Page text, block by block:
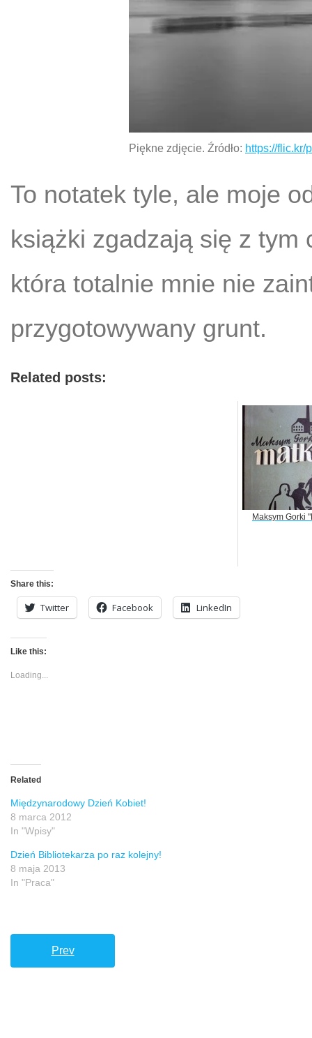
Piękne zdjęcie. Źródło: https://flic.kr/
To notatek tyle, ale moje
książki zgadzają się z tym
która totalnie mnie nie
przygotowywany grunt.
Related posts:
Maksym Gorki
Share this:
Twitter Facebook LinkedIn
Like this:
Loading...
Related
Międzynarodowy Dzień Kobiet!
8 marca 2012
In "Wpisy"
Dzień Bibliotekarza po raz kolejny!
8 maja 2013
In "Praca"
Prev